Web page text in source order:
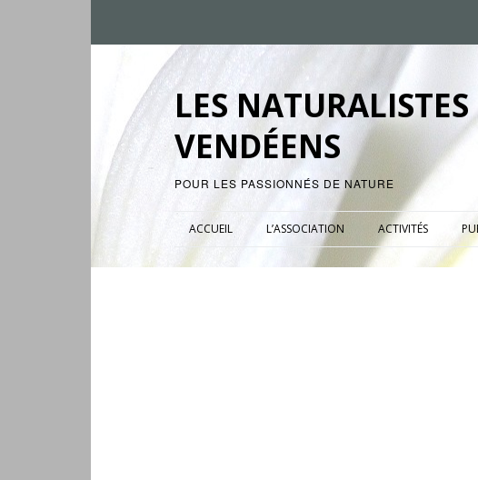
LES NATURALISTES
VENDÉENS
POUR LES PASSIONNÉS DE NATURE
ACCUEIL L’ASSOCIATION ACTIVITÉS